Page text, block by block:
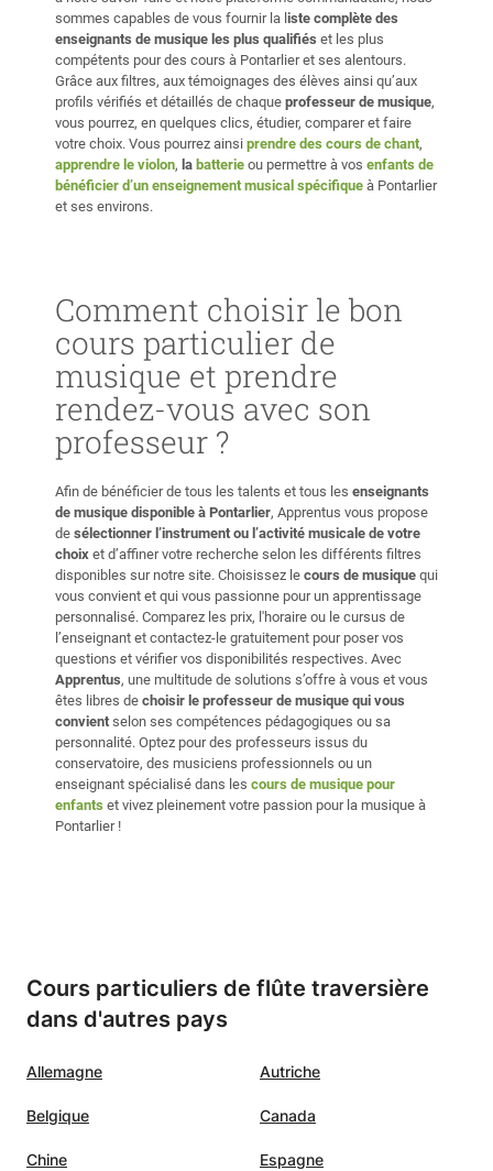
sommes capables de vous fournir la l iste complète des
enseignants de musique les plus qualifiés et les plus
compétents pour des cours à Pontarlier et ses alentours.
Grâce aux filtres, aux témoignages des élèves ainsi qu’aux
profils vérifiés et détaillés de chaque professeur de musique,
vous pourrez, en quelques clics, étudier, comparer et faire
votre choix. Vous pourrez ainsi prendre des cours de chant,
apprendre le violon, la batterie ou permettre à vos enfants de
bénéficier d’un enseignement musical spécifique à Pontarlier
et ses environs.
Comment choisir le bon
cours particulier de
musique et prendre
rendez-vous avec son
professeur ?
Afin de bénéficier de tous les talents et tous les enseignants
de musique disponible à Pontarlier, Apprentus vous propose
de sélectionner l’instrument ou l’activité musicale de votre
choix et d’affiner votre recherche selon les différents filtres
disponibles sur notre site. Choisissez le cours de musique qui
vous convient et qui vous passionne pour un apprentissage
personnalisé. Comparez les prix, l'horaire ou le cursus de
l’enseignant et contactez-le gratuitement pour poser vos
questions et vérifier vos disponibilités respectives. Avec
Apprentus, une multitude de solutions s’offre à vous et vous
êtes libres de choisir le professeur de musique qui vous
convient selon ses compétences pédagogiques ou sa
personnalité. Optez pour des professeurs issus du
conservatoire, des musiciens professionnels ou un
enseignant spécialisé dans les cours de musique pour
enfants et vivez pleinement votre passion pour la musique à
Pontarlier !
Cours particuliers de flûte traversière
dans d'autres pays
Allemagne Autriche
Belgique Canada
Chine Espagne